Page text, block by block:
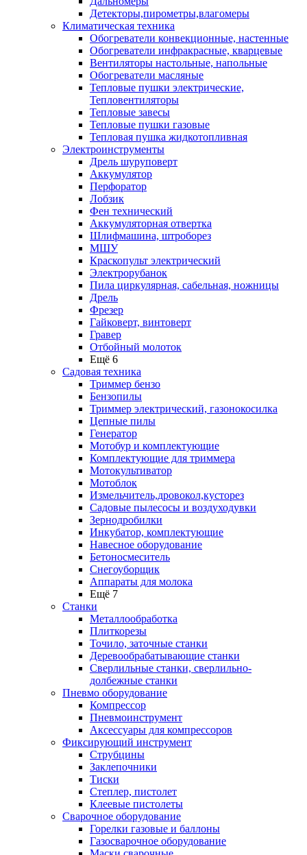
Детекторы,пирометры,влагомеры
Климатическая техника
Обогреватели конвекционные, настенные
Обогреватели инфракрасные, кварцевые
Вентиляторы настольные, напольные
Обогреватели масляные
Тепловые пушки электрические,
Тепловентиляторы
Тепловые завесы
Тепловые пушки газовые
Тепловая пушка жидкотопливная
Электроинструменты
Дрель шуруповерт
Аккумулятор
Перфоратор
Лобзик
Фен технический
Аккумуляторная отвертка
Шлифмашина, штроборез
МШУ
Краскопульт электрический
Электрорубанок
Пила циркулярная, сабельная, ножницы
Дрель
Фрезер
Гайковерт, винтоверт
Гравер
Отбойный молоток
Ещё 6
Садовая техника
Триммер бензо
Бензопилы
Триммер электрический, газонокосилка
Цепные пилы
Генератор
Мотобур и комплектующие
Комплектующие для триммера
Мотокультиватор
Мотоблок
Измельчитель,дровокол,кусторез
Садовые пылесосы и воздуходувки
Зернодробилки
Инкубатор, комплектующие
Навесное оборудование
Бетоносмеситель
Снегоуборщик
Аппараты для молока
Ещё 7
Станки
Металлообработка
Плиткорезы
Точило, заточные станки
Деревообрабатывающие станки
Сверлильные станки, сверлильно-
долбежные станки
Пневмо оборудование
Компрессор
Пневмоинструмент
Аксессуары для компрессоров
Фиксирующий инструмент
Струбцины
Заклепочники
Тиски
Степлер, пистолет
Клеевые пистолеты
Сварочное оборудование
Горелки газовые и баллоны
Газосварочное оборудование